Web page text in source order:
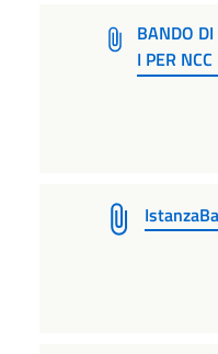
BANDO DI
I PER NCC